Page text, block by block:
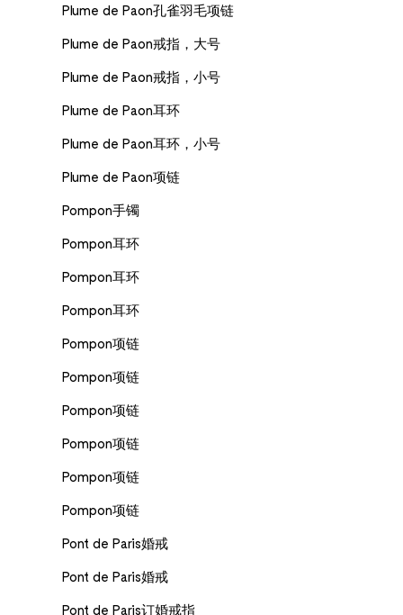
Plume de Paon孔雀羽毛项链
Plume de Paon戒指，大号
Plume de Paon戒指，小号
Plume de Paon耳环
Plume de Paon耳环，小号
Plume de Paon项链
Pompon手镯
Pompon耳环
Pompon耳环
Pompon耳环
Pompon项链
Pompon项链
Pompon项链
Pompon项链
Pompon项链
Pompon项链
Pont de Paris婚戒
Pont de Paris婚戒
Pont de Paris订婚戒指